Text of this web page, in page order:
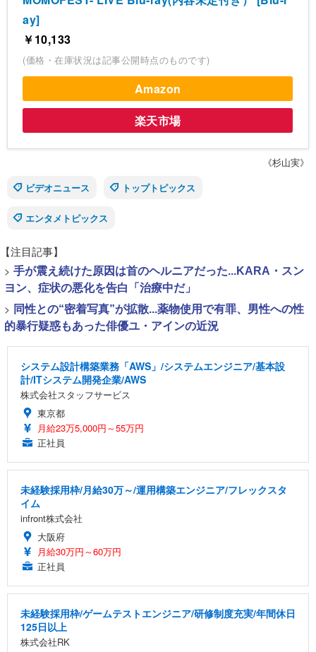
ay]
￥10,133
(価格・在庫状況は記事公開時点のものです)
Amazon
楽天市場
《杉山実》
ビデオニュース
トップトピックス
エンタメトピックス
【注目記事】
> 手が震え続けた原因は首のヘルニアだった...KARA・スン
ヨン、症状の悪化を告白「治療中だ」
> 同性との“密着写真”が拡散...薬物使用で有罪、男性への性
的暴行疑惑もあった俳優ユ・アインの近況
システム設計構築業務「AWS」/システムエンジニア/基本設
計/ITシステム開発企業/AWS
株式会社スタッフサービス
東京都
月給23万5,000円～55万円
正社員
未経験採用枠/月給30万～/運用構築エンジニア/フレックスタ
イム
infront株式会社
大阪府
月給30万円～60万円
正社員
未経験採用枠/ゲームテストエンジニア/研修制度充実/年間休日
125日以上
株式会社RK